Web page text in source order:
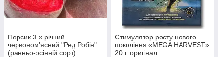
Персик 3-х річний
червоном'ясний "Ред Робін"
(ранньо-осінній сорт)
Стимулятор росту нового
покоління «MEGA HARVEST»
20 г, оригінал